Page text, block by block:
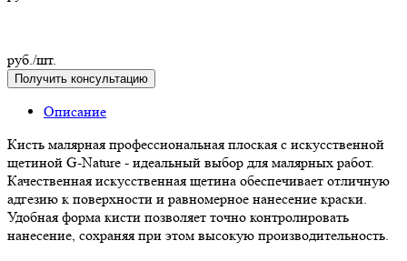
руб./шт.
Получить консультацию
Описание
Кисть малярная профессиональная плоская с искусственной
щетиной G-Nature - идеальный выбор для малярных работ.
Качественная искусственная щетина обеспечивает отличную
адгезию к поверхности и равномерное нанесение краски.
Удобная форма кисти позволяет точно контролировать
нанесение, сохраняя при этом высокую производительность.